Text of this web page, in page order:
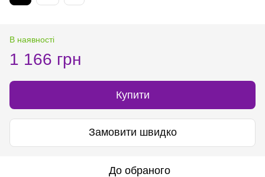
В наявності
1 166 грн
Купити
Замовити швидко
До обраного